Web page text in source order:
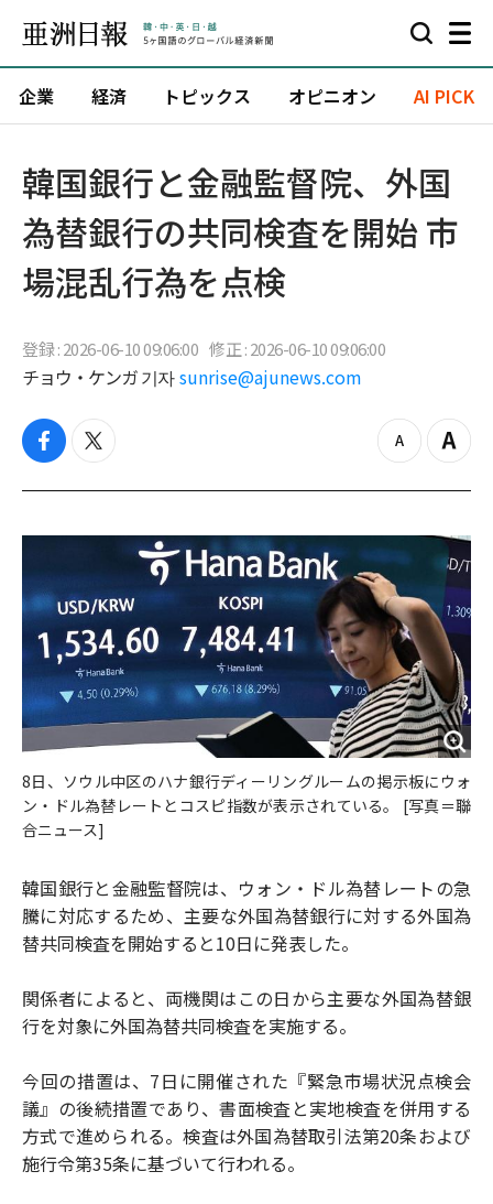
企業 経済 トピックス オピニオン AI PICK
韓国銀行と金融監督院、外国
為替銀行の共同検査を開始 市
場混乱行為を点検
登録 : 2026-06-10 09:06:00 修正 : 2026-06-10 09:06:00
チョウ・ケンガ 기자 sunrise@ajunews.com
f
c
b
o
k
t
i
t
r
z
o
o
u
Z
o
i
n
8日、ソウル中区のハナ銀行ディーリングルームの掲示板にウォ
ン・ドル為替レートとコスピ指数が表示されている。 [写真＝聯
合ニュース]
韓国銀行と金融監督院は、ウォン・ドル為替レートの急
騰に対応するため、主要な外国為替銀行に対する外国為
替共同検査を開始すると10日に発表した。
関係者によると、両機関はこの日から主要な外国為替銀
行を対象に外国為替共同検査を実施する。
今回の措置は、7日に開催された『緊急市場状況点検会
議』の後続措置であり、書面検査と実地検査を併用する
方式で進められる。検査は外国為替取引法第20条および
施行令第35条に基づいて行われる。